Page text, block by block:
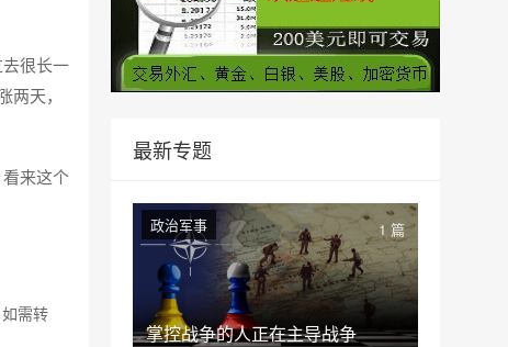
很长一
天，
来这个
需转
最新专题
掌控战争的人正在主导战争
政治军事 1 篇